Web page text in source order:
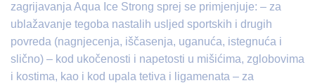
zagrijavanja Aqua Iсе Strong sprej se primjenjuje: – za
ublažavanje tegoba nastalih usljed sportskih i drugih
povreda (nagnjecenja, iščasenja, uganuća, istegnuća i
slično) – kod ukočenosti i napetosti u mišićima, zglobovima
i kostima, kao i kod uраlа tetiva i ligamenata – za